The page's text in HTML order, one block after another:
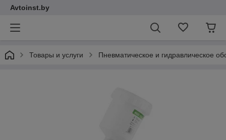
Avtoinst.by
Товары и услуги Пневматическое и гидравлическое